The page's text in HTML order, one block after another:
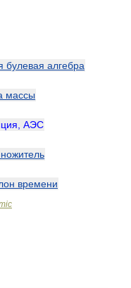
булевая алгебра
массы
АЭС
времени